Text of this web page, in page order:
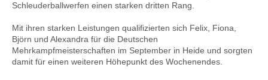
Schleuderballwerfen einen starken dritten Rang.
Mit ihren starken Leistungen qualifizierten sich Felix, Fiona
Björn und Alexandra für die Deutschen
Mehrkampfmeisterschaften im September in Heide und sorgten
damit für einen weiteren Höhepunkt des Wochenendes.